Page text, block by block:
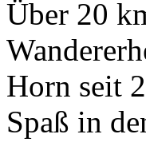
Über 20
Horn seit
Spaß in